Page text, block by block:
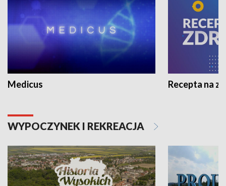
Medicus Recepta na
WYPOCZYNEK I REKREACJA